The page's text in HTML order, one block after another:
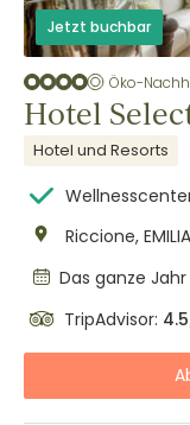
Jetzt buchbar
Öko-
Hotel
Hotel und Resorts
Riccione,
Das ganze
TripAdvisor: 4.5